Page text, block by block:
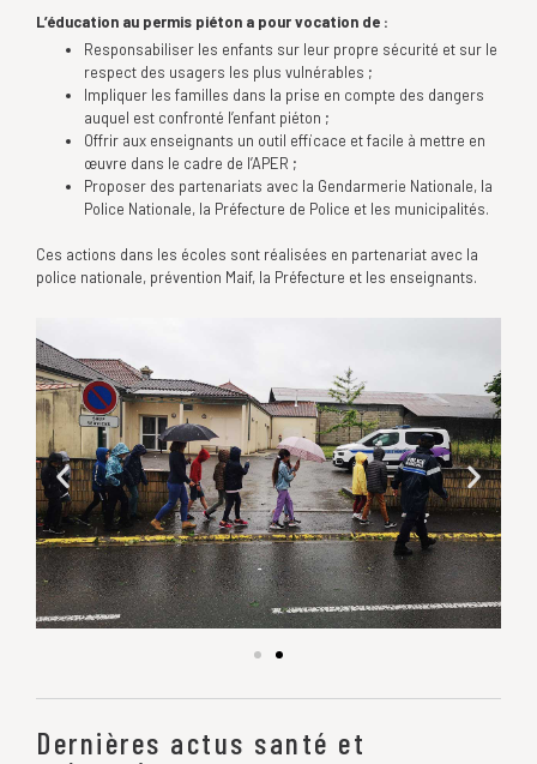
L’éducation au permis piéton a pour vocation de :
Responsabiliser les enfants sur leur propre sécurité et sur le
respect des usagers les plus vulnérables ;
Impliquer les familles dans la prise en compte des dangers
auquel est confronté l’enfant piéton ;
Offrir aux enseignants un outil efficace et facile à mettre en
œuvre dans le cadre de l’APER ;
Proposer des partenariats avec la Gendarmerie Nationale, la
Police Nationale, la Préfecture de Police et les municipalités.
Ces actions dans les écoles sont réalisées en partenariat avec la
police nationale, prévention Maif, la Préfecture et les enseignants.
Dernières actus santé et